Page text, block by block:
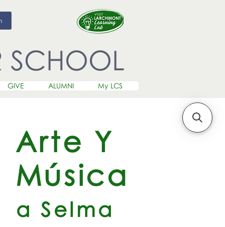
SCHOOL
GIVE ALUMNI My LCS
Arte Y
Música
a Selma